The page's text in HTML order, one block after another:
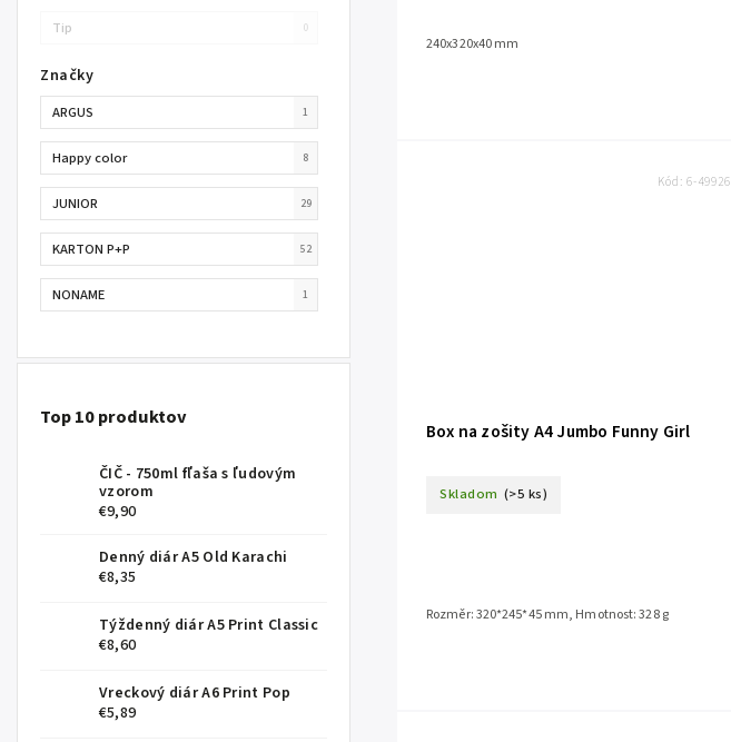
Tip 0
Značky
ARGUS 1
Happy color 8
JUNIOR 29
KARTON P+P 52
NONAME 1
Top 10 produktov
ČIČ - 750ml fľaša s ľudovým
vzorom
€9,90
Denný diár A5 Old Karachi
€8,35
Týždenný diár A5 Print Classic
€8,60
Vreckový diár A6 Print Pop
€5,89
240x320x40 mm
Box na zošity A4 Jumbo Funny Girl
Skladom (>5 ks)
Rozměr: 320*245*45 mm, Hmotnost: 328 g
Kód:6-49926